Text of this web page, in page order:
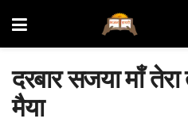
दरबार सजया माँ
मैया